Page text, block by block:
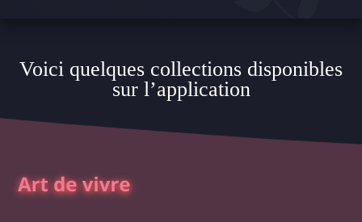
Voici quelques collections disponibles
sur l’application